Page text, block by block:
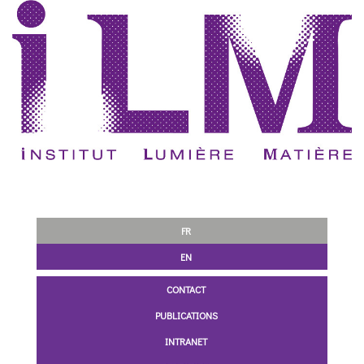
FR
EN
CONTACT
PUBLICATIONS
INTRANET